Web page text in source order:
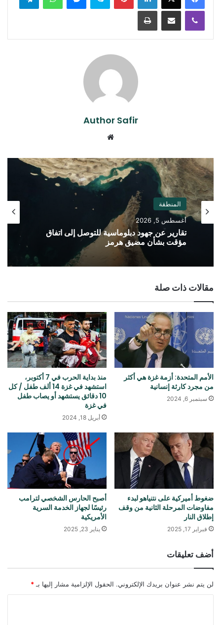
ڤايبر مشاركة عبر البريد طباعة
Author Safir
المنطقة
أغسطس 5, 2026
تقارير عن جهود دبلوماسية للتوصل إلى اتفاق
مؤقت بشأن مضيق هرمز
مقالات ذات صلة
الأمم المتحدة: أزمة غزة هي أكثر
من مجرد كارثة إنسانية
سبتمبر 6, 2024
منذ بداية الحرب في 7 أكتوبر،
استشهد في غزة 14 ألف طفل / كل
10 دقائق يستشهد أو يصاب طفل
في غزة
أبريل 18, 2024
ضغوط أميركية على نتنياهو لبدء
مفاوضات المرحلة الثانية من وقف
إطلاق النار
فبراير 17, 2025
أصبح الحارس الشخصي لترامب
رئيسًا لجهاز الخدمة السرية
الأمريكية
يناير 23, 2025
أضف تعليقات
لن يتم نشر عنوان بريدك الإلكتروني. الحقول الإلزامية مشار إليها بـ *